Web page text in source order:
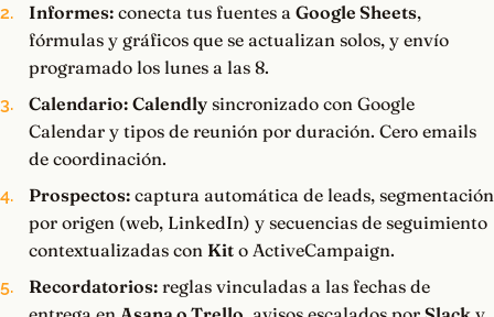
Informes:conecta tus fuentes a Google Sheets,
fórmulas y gráficos que se actualizan solos, y envío
programado los lunes a las 8.
Calendario: Calendlysincronizado con Google
Calendar y tipos de reunión por duración. Cero emails
de coordinación.
Prospectos:captura automática de leads, segmentación
por origen (web, LinkedIn) y secuencias de seguimiento
contextualizadas con Kito ActiveCampaign.
Recordatorios:reglas vinculadas a las fechas de